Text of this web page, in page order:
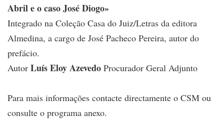
Abril e o caso José Diogo»
Integrado na Coleção Casa do Juiz/Letras da editora
Almedina, a cargo de José Pacheco Pereira, autor do
prefácio.
Autor Luís Eloy Azevedo Procurador Geral Adjunto
Para mais informações contacte directamente o CSM ou
consulte o programa anexo.